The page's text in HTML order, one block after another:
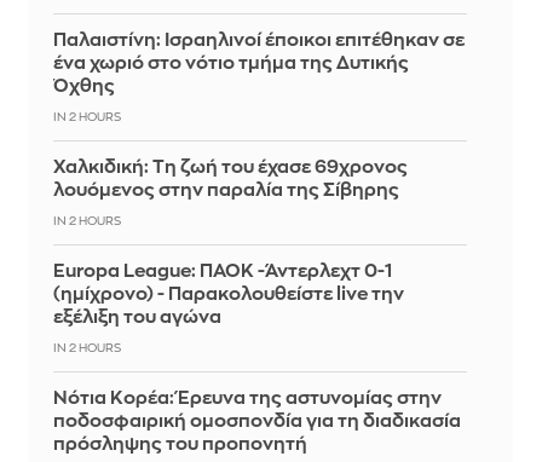
Παλαιστίνη: Ισραηλινοί έποικοι επιτέθηκαν σε
ένα χωριό στο νότιο τμήμα της Δυτικής
Όχθης
IN 2 HOURS
Χαλκιδική: Τη ζωή του έχασε 69χρονος
λουόμενος στην παραλία της Σίβηρης
IN 2 HOURS
Europa League: ΠΑΟΚ -Άντερλεχτ 0-1
(ημίχρονο) - Παρακολουθείστε live την
εξέλιξη του αγώνα
IN 2 HOURS
Νότια Κορέα: Έρευνα της αστυνομίας στην
ποδοσφαιρική ομοσπονδία για τη διαδικασία
πρόσληψης του προπονητή